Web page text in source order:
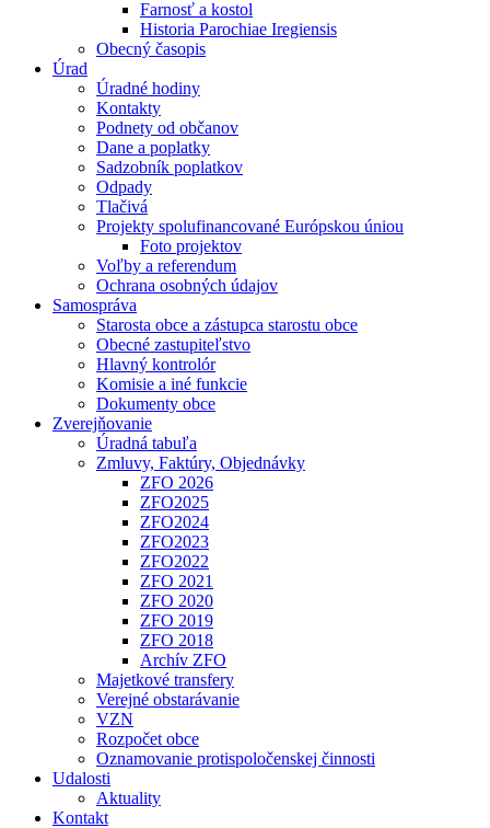
Farnosť a kostol
Historia Parochiae Iregiensis
Obecný časopis
Úrad
Úradné hodiny
Kontakty
Podnety od občanov
Dane a poplatky
Sadzobník poplatkov
Odpady
Tlačivá
Projekty spolufinancované Európskou úniou
Foto projektov
Voľby a referendum
Ochrana osobných údajov
Samospráva
Starosta obce a zástupca starostu obce
Obecné zastupiteľstvo
Hlavný kontrolór
Komisie a iné funkcie
Dokumenty obce
Zverejňovanie
Úradná tabuľa
Zmluvy, Faktúry, Objednávky
ZFO 2026
ZFO2025
ZFO2024
ZFO2023
ZFO2022
ZFO 2021
ZFO 2020
ZFO 2019
ZFO 2018
Archív ZFO
Majetkové transfery
Verejné obstarávanie
VZN
Rozpočet obce
Oznamovanie protispoločenskej činnosti
Udalosti
Aktuality
Kontakt